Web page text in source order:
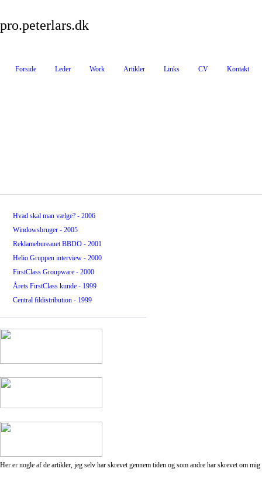
pro.peterlars.dk
Forside Leder Work Artikler Links CV Kontakt
Hvad skal man vælge? - 2006
Windowsbruger - 2005
Reklamebureauet BBDO - 2001
Helio Gruppen interview - 2000
FirstClass Groupware - 2000
Årets FirstClass kunde - 1999
Central fildistribution - 1999
Her er nogle af de artikler, jeg selv har skrevet gennem tiden og som andre har skrevet om